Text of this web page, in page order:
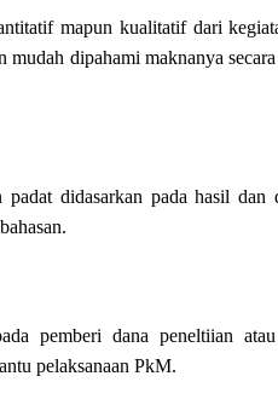
mapun kualitatif dari
dipahami maknanya
didasarkan pada hasil
pemberi dana peneltiian
pelaksanaan PkM.